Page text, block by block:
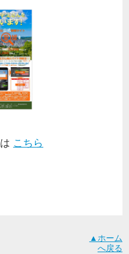
は こちら
▲ホーム
へ戻る